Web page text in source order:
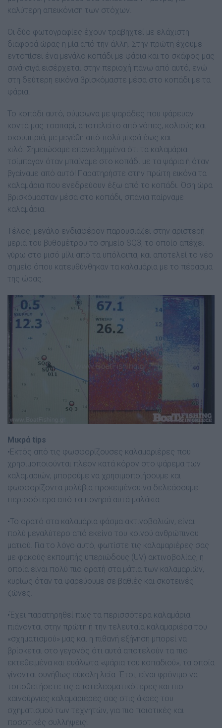
καλύτερη απεικόνιση των στόχων.
Οι δύο φωτογραφίες έχουν τραβηχτεί µε ελάχιστη
διαφορά ώρας η µία από την άλλη. Στην πρώτη έχουµε
εντοπίσει ένα µεγάλο κοπάδι µε ψάρια και το σκάφος µας
σιγά-σιγά εισέρχεται στην περιοχή πάνω από αυτό, ενώ
στη δεύτερη εικόνα βρισκόµαστε µέσα στο κοπάδι µε τα
ψάρια.
Το κοπάδι αυτό, σύµφωνα µε ψαράδες που ψάρευαν
κοντά µας τσαπαρί, αποτελείτο από γόπες, κολιούς και
σκουµπριά, µε µεγέθη από πολύ µικρά έως και
κιλό. Σηµειώσαµε επανειληµµένα ότι τα καλαµάρια
τσίµπαγαν όταν µπαίναµε στο κοπάδι µε τα ψάρια ή όταν
βγαίναµε από αυτό! Παρατηρήστε στην πρώτη εικόνα τα
καλαµάρια που ενεδρεύουν έξω από το κοπάδι. Όση ώρα
βρισκόµασταν µέσα στο κοπάδι, σπάνια παίρναµε
καλαµάρια.
Τέλος, µεγάλο ενδιαφέρον παρουσιάζει στην αριστερή
µεριά του βυθοµέτρου το σηµείο SQ3, το οποίο απέχει
γύρω στο µισό µίλι από τα υπόλοιπα, και αποτελεί το νέο
σηµείο όπου κατευθύνθηκαν τα καλαµάρια µε το πέρασµα
της ώρας.
Μικρά tips
•Εκτός από τις φωσφορίζουσες καλαµαριέρες που
χρησιµοποιούνται πλέον κατά κόρον στο ψάρεµα των
καλαµαριών, µπορούµε να χρησιµοποιήσουµε και
φωσφορίζοντα µολύβια προκειµένου να δελεάσουµε
περισσότερα από τα πονηρά αυτά µαλάκια
•Το ορατό στα καλαµάρια φάσµα ακτινοβολιών, είναι
πολύ µεγαλύτερο από εκείνο του κοινού ανθρώπινου
µατιού. Για το λόγο αυτό, φωτίστε τις καλαµαριέρες σας
µε φακούς εκποµπής υπεριώδους (UV) ακτινοβολίας, η
οποία είναι πολύ πιο ορατή στα µάτια των καλαµαριών,
κυρίως όταν τα ψαρεύουµε σε βαθιές και σκοτεινές
ζώνες.
•Έχει παρατηρηθεί πως τα περισσότερα καλαµάρια
πιάνονται στην πρώτη ή την τελευταία καλαµαριέρα του
«σχηµατισµού» µας και η πιθανή εξήγηση µπορεί να
βρίσκεται στο γεγονός ότι αυτά αποτελούν τα πιο
εκτεθειµένα και ευάλωτα «ψάρια του κοπαδιού», τα οποία
γίνονται συνήθως εύκολη λεία. Έτσι, είναι φρόνιµο να
τοποθετήσετε τις αποτελεσµατικότερες και πιο
καινούργιες καλαµαριέρες σας στις άκρες του
σχηµατισµού των τεχνητών, για πιο ποιοτικές και
ποσοτικές συλλήψεις!